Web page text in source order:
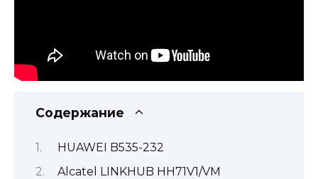
Содержание
HUAWEI B535-232
Alcatel LINKHUB HH71V1/VM